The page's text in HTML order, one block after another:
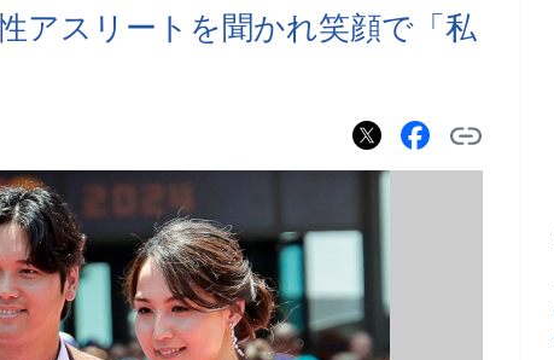
アスリートを聞かれ笑顔で「私